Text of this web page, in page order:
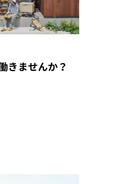
きませんか？